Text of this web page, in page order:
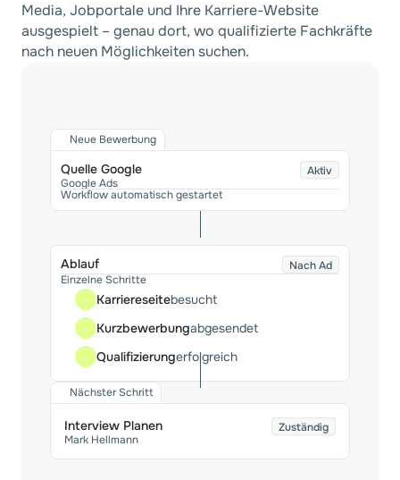
Media, Jobportale und Ihre Karriere-Website
ausgespielt – genau dort, wo qualifizierte Fachkräfte
nach neuen Möglichkeiten suchen.
Neue Bewerbung
Quelle Google
Google Ads
Aktiv
Workflow automatisch gestartet
Ablauf
Nach Ad
Einzelne Schritte
Karriereseitebesucht
Kurzbewerbungabgesendet
Qualifizierungerfolgreich
Nächster Schritt
Interview Planen
Mark Hellmann
Zuständig